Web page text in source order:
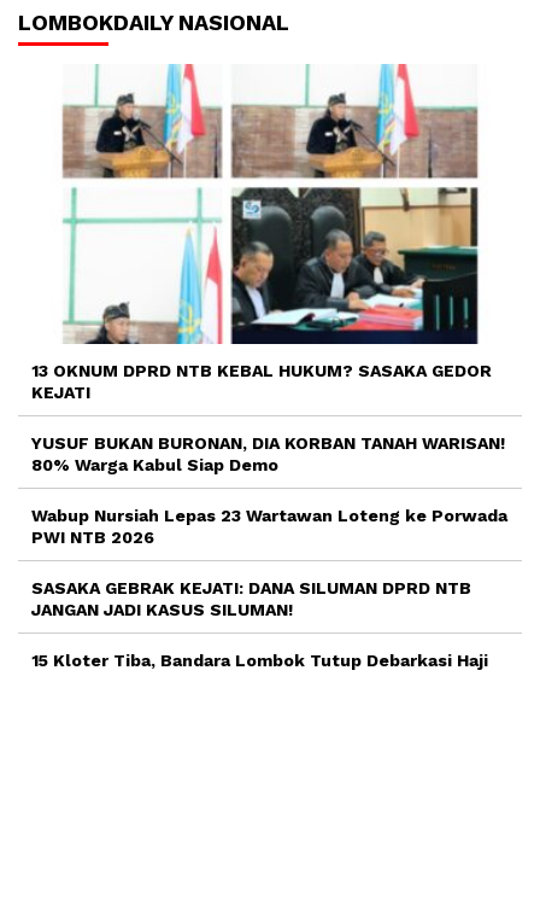
LOMBOKDAILY NASIONAL
13 OKNUM DPRD NTB KEBAL HUKUM? SASAKA GEDOR
KEJATI
YUSUF BUKAN BURONAN, DIA KORBAN TANAH WARISAN!
80% Warga Kabul Siap Demo
Wabup Nursiah Lepas 23 Wartawan Loteng ke Porwada
PWI NTB 2026
SASAKA GEBRAK KEJATI: DANA SILUMAN DPRD NTB
JANGAN JADI KASUS SILUMAN!
15 Kloter Tiba, Bandara Lombok Tutup Debarkasi Haji